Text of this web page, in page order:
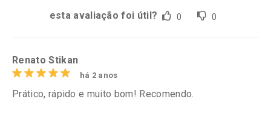
esta avaliação foi útil? 0 0
Renato Stikan
há 2 anos
Prático, rápido e muito bom! Recomendo.